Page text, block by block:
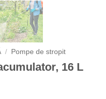
/ Pompe de stropit
16 L